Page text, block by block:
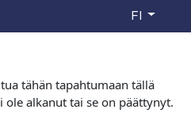
FI
tähän tapahtumaan tällä
alkanut tai se on päättynyt.